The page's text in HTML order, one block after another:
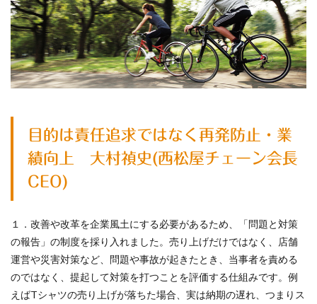
目的は責任追求ではなく再発防止・業
績向上 大村禎史(西松屋チェーン会長
CEO)
１．改善や改革を企業風土にする必要があるため、「問題と対策
の報告」の制度を採り入れました。売り上げだけではなく、店舗
運営や災害対策など、問題や事故が起きたとき、当事者を責める
のではなく、提起して対策を打つことを評価する仕組みです。例
えばTシャツの売り上げが落ちた場合、実は納期の遅れ、つまりス